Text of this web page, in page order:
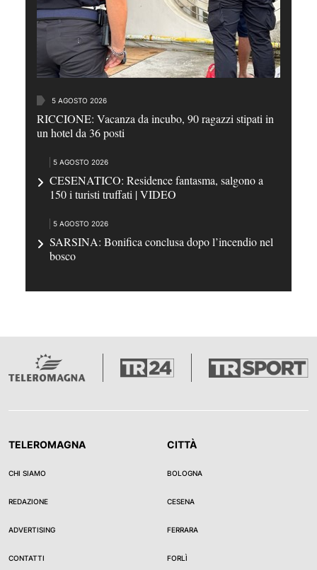
5 AGOSTO 2026
RICCIONE: Vacanza da incubo, 90 ragazzi stipati in
un hotel da 36 posti
5 AGOSTO 2026
CESENATICO: Residence fantasma, salgono a
150 i turisti truffati | VIDEO
5 AGOSTO 2026
SARSINA: Bonifica conclusa dopo l’incendio nel
bosco
TELEROMAGNA
CHI SIAMO
REDAZIONE
ADVERTISING
CONTATTI
CITTÀ
BOLOGNA
CESENA
FERRARA
FORLÌ